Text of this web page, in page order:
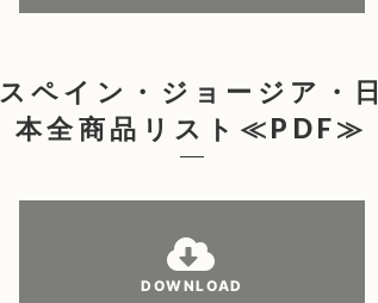
スペイン・ジョージア・日
本全商品リスト≪PDF≫
DOWNLOAD